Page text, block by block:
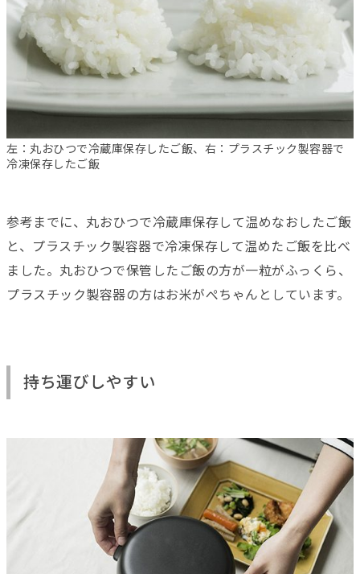
左：丸おひつで冷蔵庫保存したご飯、右：プラスチック製容器で
冷凍保存したご飯
参考までに、丸おひつで冷蔵庫保存して温めなおしたご飯
と、プラスチック製容器で冷凍保存して温めたご飯を比べ
ました。丸おひつで保管したご飯の方が一粒がふっくら、
プラスチック製容器の方はお米がぺちゃんとしています。
持ち運びしやすい